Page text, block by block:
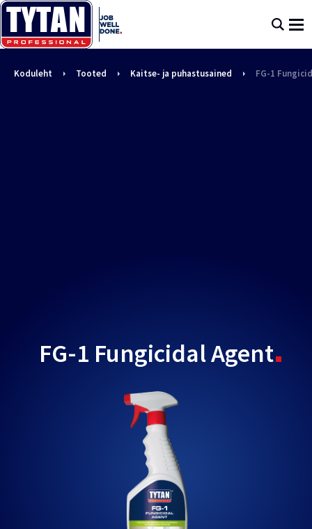
Koduleht Tooted Kaitse- ja puhastusained FG-1
FG-1 Fungicidal Agent